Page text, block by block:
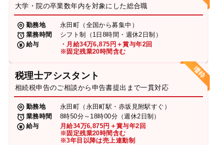
大学・院の卒業数年内を対象にした総合職
勤務地
永田町（全国から募集中）
業務時間
シフト制（1日8時間・週休2日制）
給与
・月給34万6,875円＋賞与年2回
※固定残業20時間含む
税理士アシスタント
相続税申告のご相談から申告書提出まで一貫対応
勤務地
永田町（永田町駅・赤坂見附駅すぐ）
業務時間
8時50分～18時00分（週休2日制）
給与
月給34万6,875円＋賞与年2回
※固定残業20時間含む
※3年目以降は売上連動制